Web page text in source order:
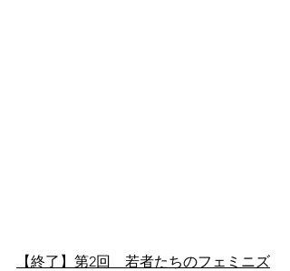
【終了】第2回　若者たちのフェミニズ